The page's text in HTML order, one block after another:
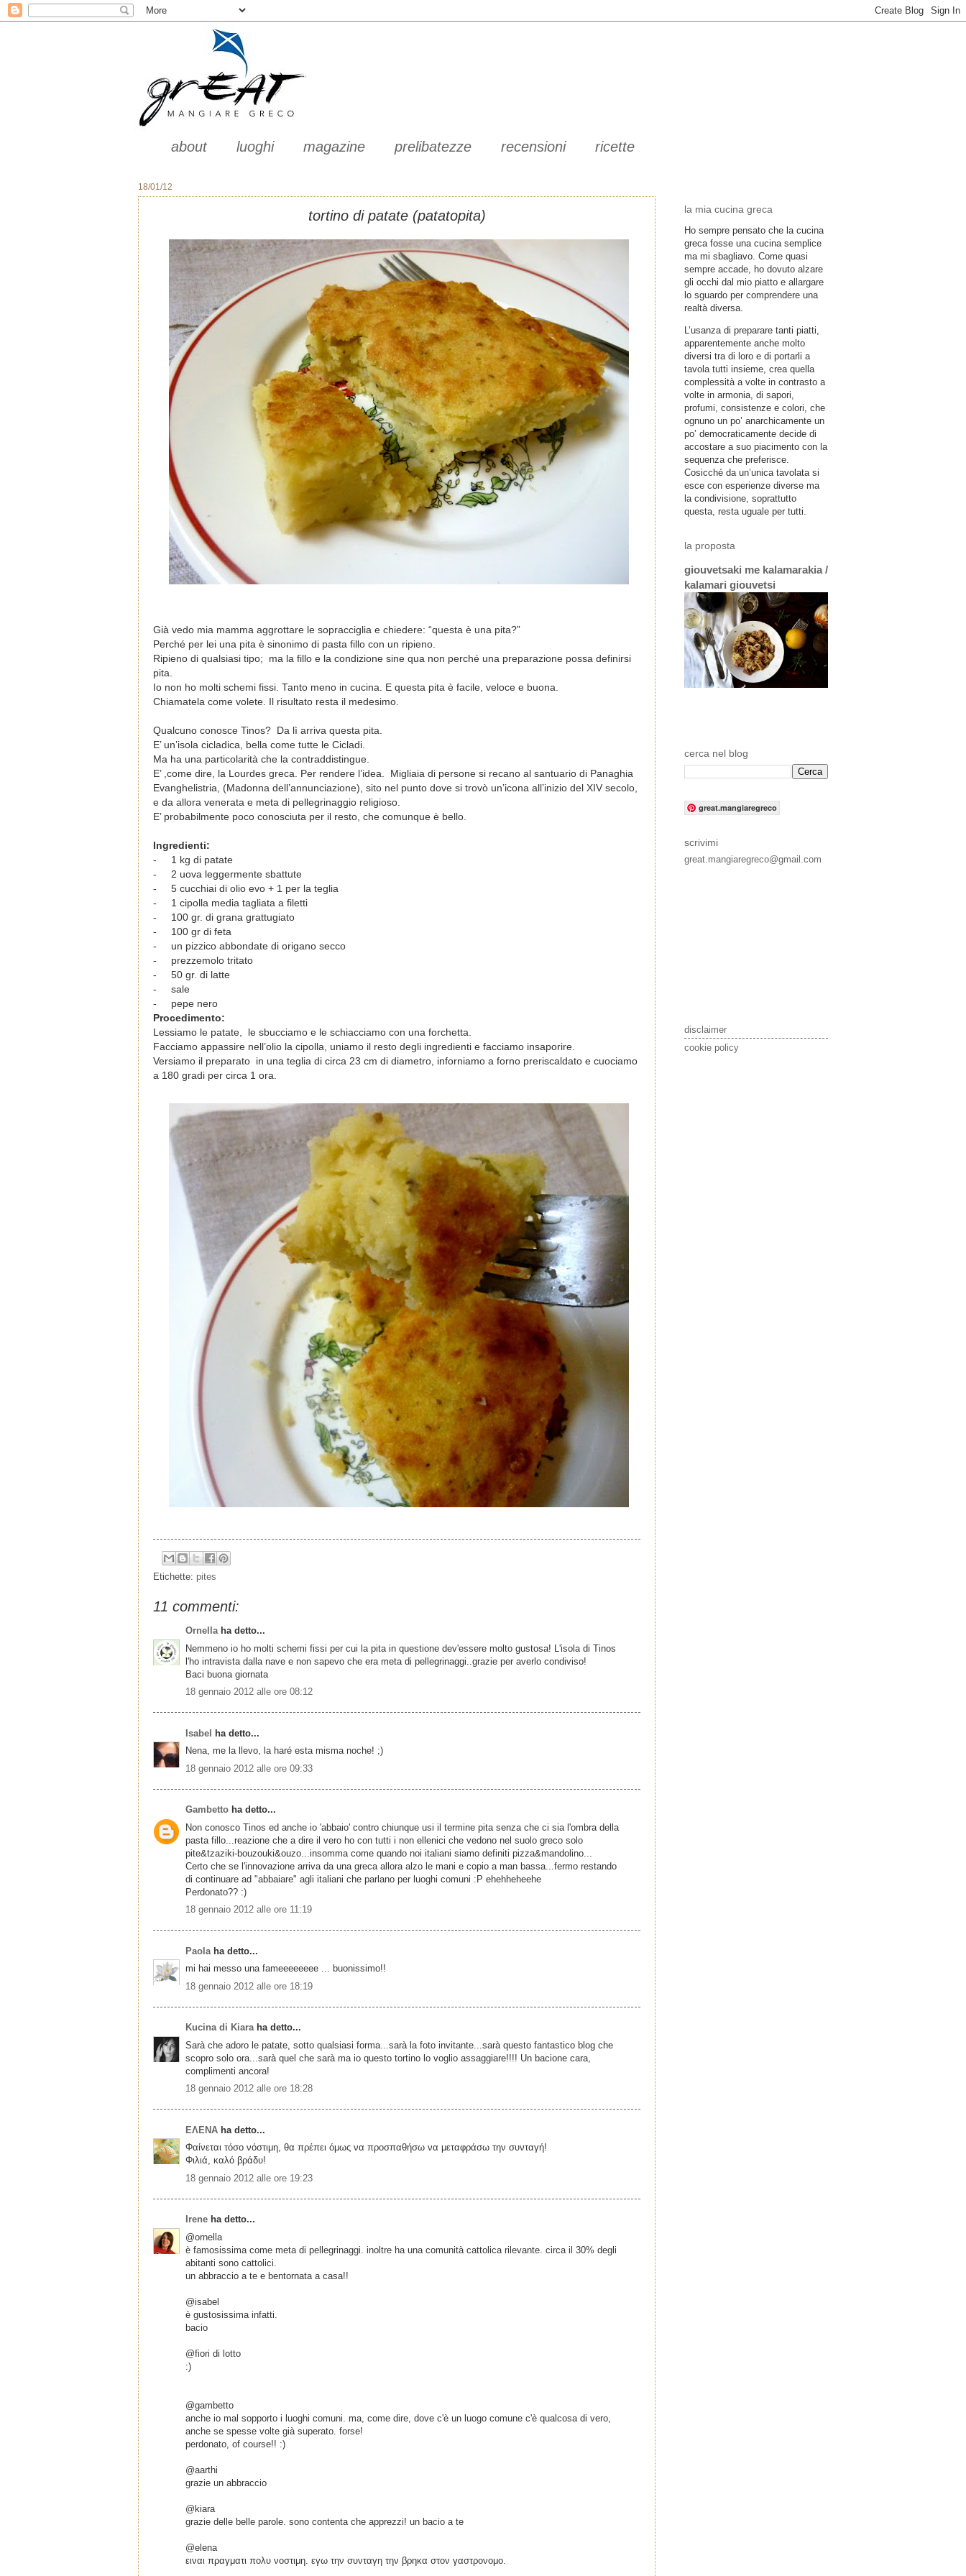
about luoghi magazine prelibatezze recensioni ricette
18/01/12
tortino di patate (patatopita)
Già vedo mia mamma aggrottare le sopracciglia e chiedere: “questa è una pita?”
Perché per lei una pita è sinonimo di pasta fillo con un ripieno.
Ripieno di qualsiasi tipo;
ma la fillo e la condizione sine qua non perché una preparazione possa definirsi
pita.
Io non ho molti schemi fissi. Tanto meno in cucina. E questa pita è facile, veloce e buona.
Chiamatela come volete. Il risultato resta il medesimo.
Qualcuno conosce Tinos?
Da lì arriva questa pita.
E’ un’isola cicladica, bella come tutte le Cicladi.
Ma ha una particolarità che la contraddistingue.
E’ ,come dire, la Lourdes greca. Per rendere l’idea.
Migliaia di persone si recano al santuario di Panaghia
Evanghelistria, (Madonna dell’annunciazione), sito nel punto dove si trovò un’icona all’inizio del XIV secolo,
e da allora venerata e meta di pellegrinaggio religioso.
E’ probabilmente poco conosciuta per il resto, che comunque è bello.
Ingredienti:
-
1 kg di patate
-
2 uova leggermente sbattute
-
5 cucchiai di olio evo + 1 per la teglia
-
1 cipolla media tagliata a filetti
-
100 gr. di grana grattugiato
-
100 gr di feta
-
un pizzico abbondate di origano secco
-
prezzemolo tritato
-
50 gr. di latte
-
sale
-
pepe nero
Procedimento:
Lessiamo le patate, le sbucciamo e le schiacciamo con una forchetta.
Facciamo appassire nell’olio la cipolla, uniamo il resto degli ingredienti e facciamo insaporire.
Versiamo il preparato in una teglia di circa 23 cm di diametro, inforniamo a forno preriscaldato e cuociamo
a 180 gradi per circa 1 ora.
Etichette: pites
11 commenti:
Ornellaha detto...
Nemmeno io ho molti schemi fissi per cui la pita in questione dev'essere molto gustosa! L'isola di Tinos
l'ho intravista dalla nave e non sapevo che era meta di pellegrinaggi..grazie per averlo condiviso!
Baci buona giornata
18 gennaio 2012 alle ore 08:12
Isabel ha detto...
Nena, me la llevo, la haré esta misma noche! ;)
18 gennaio 2012 alle ore 09:33
Gambetto ha detto...
Non conosco Tinos ed anche io 'abbaio' contro chiunque usi il termine pita senza che ci sia l'ombra della
pasta fillo...reazione che a dire il vero ho con tutti i non ellenici che vedono nel suolo greco solo
pite&tzaziki-bouzouki&ouzo...insomma come quando noi italiani siamo definiti pizza&mandolino...
Certo che se l'innovazione arriva da una greca allora alzo le mani e copio a man bassa...fermo restando
di continuare ad "abbaiare" agli italiani che parlano per luoghi comuni :P ehehheheehe
Perdonato?? :)
18 gennaio 2012 alle ore 11:19
Paola ha detto...
mi hai messo una fameeeeeeee ... buonissimo!!
18 gennaio 2012 alle ore 18:19
Kucina di Kiaraha detto...
Sarà che adoro le patate, sotto qualsiasi forma...sarà la foto invitante...sarà questo fantastico blog che
scopro solo ora...sarà quel che sarà ma io questo tortino lo voglio assaggiare!!!! Un bacione cara,
complimenti ancora!
18 gennaio 2012 alle ore 18:28
ΕΛΕΝΑ ha detto...
Φαίνεται τόσο νόστιμη, θα πρέπει όμως να προσπαθήσω να μεταφράσω την συνταγή!
Φιλιά, καλό βράδυ!
18 gennaio 2012 alle ore 19:23
Irene ha detto...
@ornella
è famosissima come meta di pellegrinaggi. inoltre ha una comunità cattolica rilevante. circa il 30% degli
abitanti sono cattolici.
un abbraccio a te e bentornata a casa!!
@isabel
è gustosissima infatti.
bacio
@fiori di lotto
:)
@gambetto
anche io mal sopporto i luoghi comuni. ma, come dire, dove c'è un luogo comune c'è qualcosa di vero,
anche se spesse volte già superato. forse!
perdonato, of course!! :)
@aarthi
grazie un abbraccio
@kiara
grazie delle belle parole. sono contenta che apprezzi! un bacio a te
@elena
ειναι πραγματι πολυ νοστιμη. εγω την συνταγη την βρηκα στον γαστρονομο.
la mia cucina greca
Ho sempre pensato che la cucina
greca fosse una cucina semplice
ma mi sbagliavo. Come quasi
sempre accade, ho dovuto alzare
gli occhi dal mio piatto e allargare
lo sguardo per comprendere una
realtà diversa.
L’usanza di preparare tanti piatti,
apparentemente anche molto
diversi tra di loro e di portarli a
tavola tutti insieme, crea quella
complessità a volte in contrasto a
volte in armonia, di sapori,
profumi, consistenze e colori, che
ognuno un po’ anarchicamente un
po’ democraticamente decide di
accostare a suo piacimento con la
sequenza che preferisce.
Cosicché da un’unica tavolata si
esce con esperienze diverse ma
la condivisione, soprattutto
questa, resta uguale per tutti.
la proposta
giouvetsaki me kalamarakia /
kalamari giouvetsi
cerca nel blog
great.mangiaregreco
scrivimi
great.mangiaregreco@gmail.com
disclaimer
cookie policy